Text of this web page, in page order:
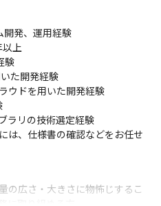
Android Studio, Kotlin
MQTT, Asterisk,
,Docker, Kubernetes,
ースもあります。
開発、運用経験
以上
験
た開発経験
ウドを用いた開発経験
ラリの技術選定経験
は、仕様書の確認などをお任せ
の広さ・大きさに物怖じするこ